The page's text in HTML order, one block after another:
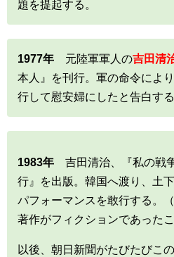
題を提起する。
1977年 元陸軍軍人の吉田清
本人』を刊行。軍の命令によ
行して慰安婦にしたと告白する
1983年 吉田清治、『私の戦
行』を出版。韓国へ渡り、土
パフォーマンスを敢行する。
著作がフィクションであった
以後、朝日新聞がたびたびこ